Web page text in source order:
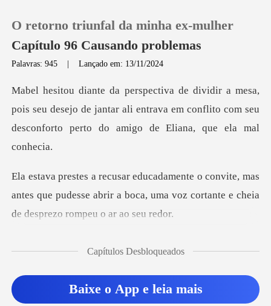
0
Loja
Sair
O retorno triunfal da minha ex-mulher
Capítulo 96 Causando problemas
Palavras: 945 |Lançado em: 13/11/2024
is seu desejo de jantar ali entrava em conflito com seu
d
e, mas
antes que pudesse abrir a boca, uma voz cor
Capítulos Desbloqueados
Baixe o App e leia mais